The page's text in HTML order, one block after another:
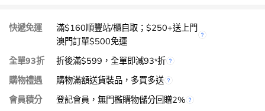
快遞免運
滿$160順豐站/櫃自取；$250+送上門
澳門訂單$500免運
全單93折
折後滿$599，全單即減93*折
購物禮遇
購物滿額送貨裝品，多買多送
會員積分
登記會員，無門檻購物儲分回贈2%